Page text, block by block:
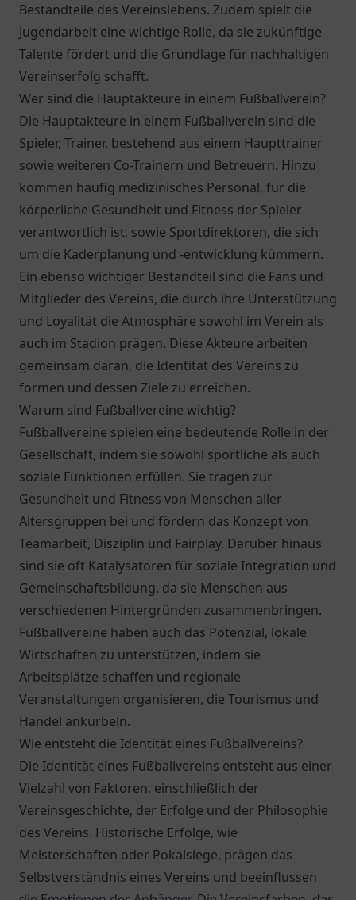
Bestandteile des Vereinslebens. Zudem spielt die
Jugendarbeit eine wichtige Rolle, da sie zukünftige
Talente fördert und die Grundlage für nachhaltigen
Vereinserfolg schafft.
Wer sind die Hauptakteure in einem Fußballverein?
Die Hauptakteure in einem Fußballverein sind die
Spieler, Trainer, bestehend aus einem Haupttrainer
sowie weiteren Co-Trainern und Betreuern. Hinzu
kommen häufig medizinisches Personal, für die
körperliche Gesundheit und Fitness der Spieler
verantwortlich ist, sowie Sportdirektoren, die sich
um die Kaderplanung und -entwicklung kümmern.
Ein ebenso wichtiger Bestandteil sind die Fans und
Mitglieder des Vereins, die durch ihre Unterstützung
und Loyalität die Atmosphäre sowohl im Verein als
auch im Stadion prägen. Diese Akteure arbeiten
gemeinsam daran, die Identität des Vereins zu
formen und dessen Ziele zu erreichen.
Warum sind Fußballvereine wichtig?
Fußballvereine spielen eine bedeutende Rolle in der
Gesellschaft, indem sie sowohl sportliche als auch
soziale Funktionen erfüllen. Sie tragen zur
Gesundheit und Fitness von Menschen aller
Altersgruppen bei und fördern das Konzept von
Teamarbeit, Disziplin und Fairplay. Darüber hinaus
sind sie oft Katalysatoren für soziale Integration und
Gemeinschaftsbildung, da sie Menschen aus
verschiedenen Hintergründen zusammenbringen.
Fußballvereine haben auch das Potenzial, lokale
Wirtschaften zu unterstützen, indem sie
Arbeitsplätze schaffen und regionale
Veranstaltungen organisieren, die Tourismus und
Handel ankurbeln.
Wie entsteht die Identität eines Fußballvereins?
Die Identität eines Fußballvereins entsteht aus einer
Vielzahl von Faktoren, einschließlich der
Vereinsgeschichte, der Erfolge und der Philosophie
des Vereins. Historische Erfolge, wie
Meisterschaften oder Pokalsiege, prägen das
Selbstverständnis eines Vereins und beeinflussen